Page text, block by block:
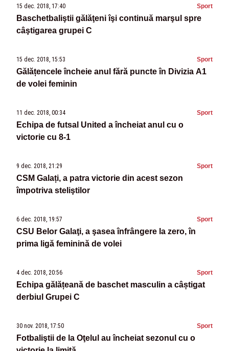
15 dec. 2018, 17:40 Sport
Baschetbaliştii gălăţeni îşi continuă marşul spre
câştigarea grupei C
15 dec. 2018, 15:53 Sport
Gălățencele încheie anul fără puncte în Divizia A1
de volei feminin
11 dec. 2018, 00:34 Sport
Echipa de futsal United a încheiat anul cu o
victorie cu 8-1
9 dec. 2018, 21:29 Sport
CSM Galați, a patra victorie din acest sezon
împotriva steliştilor
6 dec. 2018, 19:57 Sport
CSU Belor Galaţi, a şasea înfrângere la zero, în
prima ligă feminină de volei
4 dec. 2018, 20:56 Sport
Echipa gălățeană de baschet masculin a câștigat
derbiul Grupei C
30 nov. 2018, 17:50 Sport
Fotbaliştii de la Oţelul au încheiat sezonul cu o